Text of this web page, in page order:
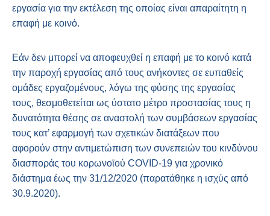
εργασία για την εκτέλεση της οποίας είναι απαραίτητη η
επαφή με κοινό.
Εάν δεν μπορεί να αποφευχθεί η επαφή με το κοινό κατά
την παροχή εργασίας από τους ανήκοντες σε ευπαθείς
ομάδες εργαζομένους, λόγω της φύσης της εργασίας
τους, θεσμοθετείται ως ύστατο μέτρο προστασίας τους η
δυνατότητα θέσης σε αναστολή των συμβάσεων εργασίας
τους κατ’ εφαρμογή των σχετικών διατάξεων που
αφορούν στην αντιμετώπιση των συνεπειών του κινδύνου
διασποράς του κορωνοϊού COVID-19 για χρονικό
διάστημα έως την 31/12/2020 (παρατάθηκε η ισχύς από
30.9.2020).